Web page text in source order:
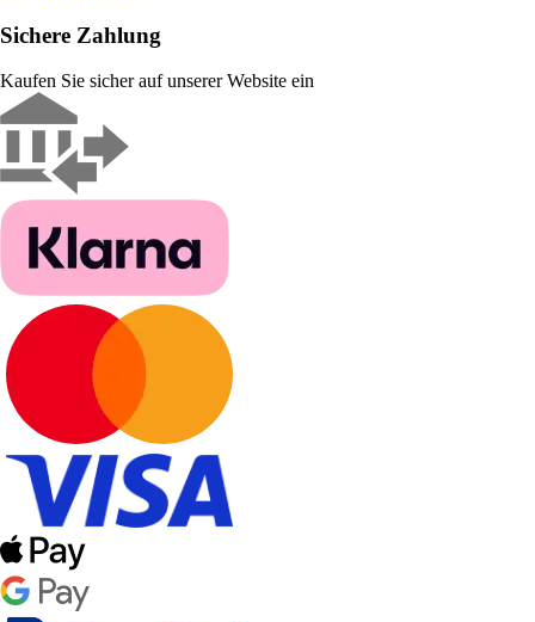
Sichere Zahlung
Kaufen Sie sicher auf unserer Website ein